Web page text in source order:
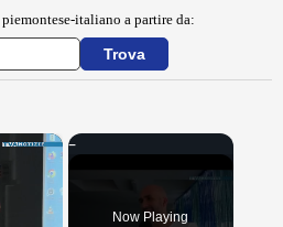
italiano a partire da:
×
Now Playing